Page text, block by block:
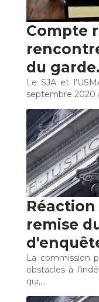
Compte
du
Le SJA et
septembre 2020
Réaction
remise
La commission
obstacles à
qui,…